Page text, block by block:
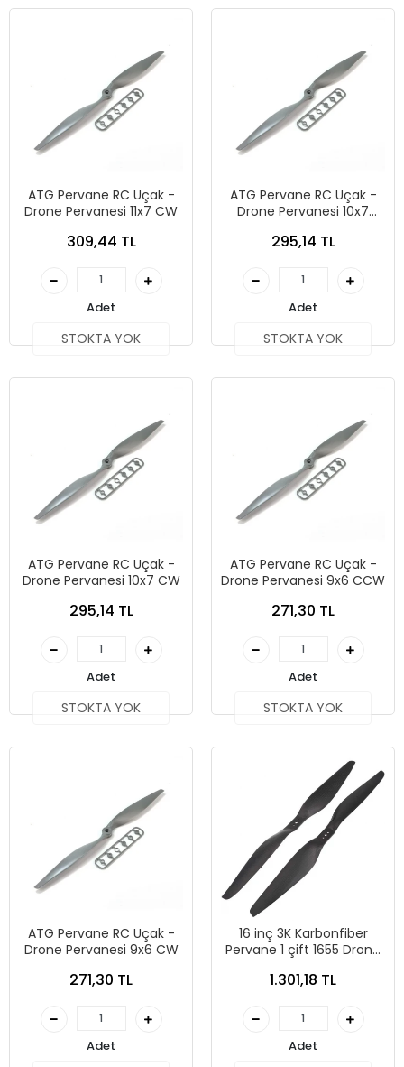
ATG Pervane RC Uçak -
Drone Pervanesi 11x7 CW
309,44 TL
Adet
STOKTA YOK
ATG Pervane RC Uçak -
Drone Pervanesi 10x7
295,14 TL
Adet
STOKTA YOK
ATG Pervane RC Uçak -
Drone Pervanesi 10x7 CW
295,14 TL
Adet
STOKTA YOK
ATG Pervane RC Uçak -
Drone Pervanesi 9x6 CCW
271,30 TL
Adet
STOKTA YOK
ATG Pervane RC Uçak -
Drone Pervanesi 9x6 CW
271,30 TL
Adet
16 inç 3K Karbonfiber
Pervane 1 çift 1655 Drone
1.301,18 TL
Adet